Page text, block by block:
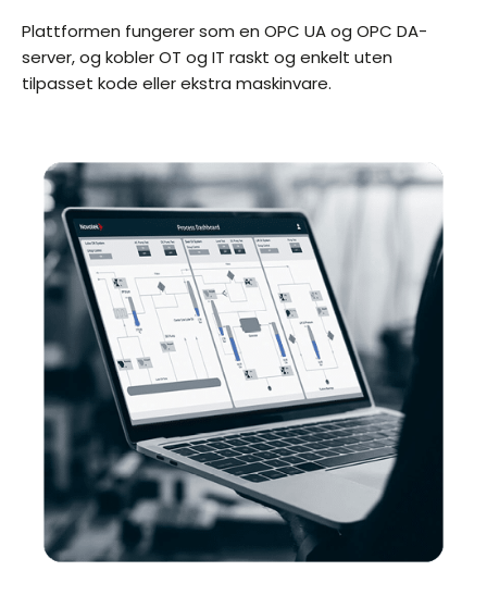
Plattformen fungerer som en OPC UA og OPC DA-
server, og kobler OT og IT raskt og enkelt uten
tilpasset kode eller ekstra maskinvare.